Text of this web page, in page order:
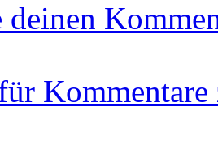
deinen